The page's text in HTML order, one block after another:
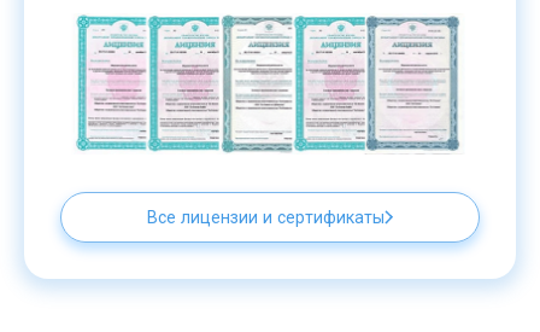
Все лицензии и сертификаты